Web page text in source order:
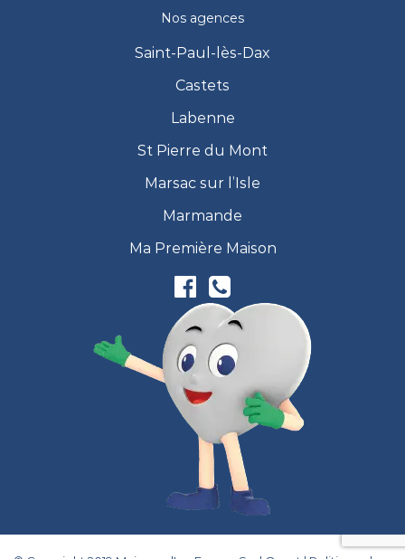
Nos agences
Saint-Paul-lès-Dax
Castets
Labenne
St Pierre du Mont
Marsac sur l’Isle
Marmande
Ma Première Maison